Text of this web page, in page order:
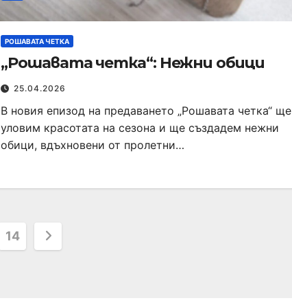
РОШАВАТА ЧЕТКА
„Рошавата четка“: Нежни обици
25.04.2026
В новия епизод на предаването „Рошавата четка“ ще
уловим красотата на сезона и ще създадем нежни
обици, вдъхновени от пролетни…
14